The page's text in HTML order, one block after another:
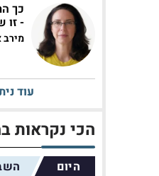
כך
- זו
מירב
עוד
הכי נקראות
היום